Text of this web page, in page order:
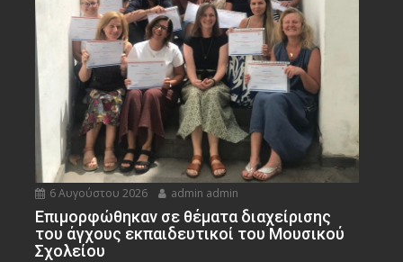
6 Αυγούστου 2026 admin admin
Eπιμορφώθηκαν σε θέματα διαχείρισης
του άγχους εκπαιδευτικοί του Μουσικού
Σχολείου